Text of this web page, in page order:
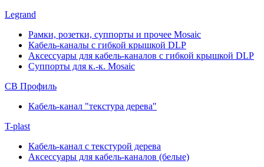
Legrand
Рамки, розетки, суппорты и прочее Mosaic
Кабель-каналы с гибкой крышкой DLP
Аксессуары для кабель-каналов с гибкой крышкой DLP
Суппорты для к.-к. Mosaic
СВ Профиль
Кабель-канал "текстура дерева"
T-plast
Кабель-канал с текстурой дерева
Аксессуары для кабель-каналов (белые)